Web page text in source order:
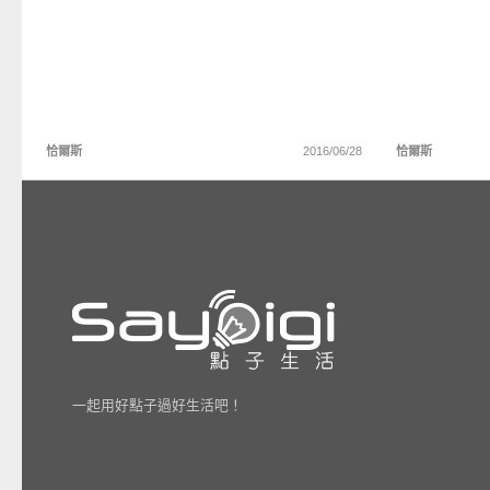
恰爾斯 2016/06/28 恰爾斯
一起用好點子過好生活吧！